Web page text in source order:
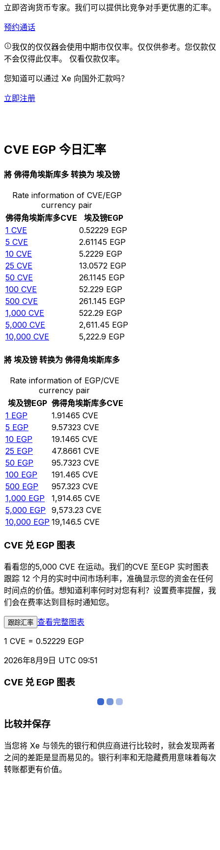
立即咨询货币专家。 我们可以提供比竞争对手更优惠的汇率。
预约通话
我仅的仅仅器会使用中期市仅仅率。仅仅供参考。您仅款仅
不会仅得此仅率。 仅看仅款仅率。
您知道可以通过 Xe 向国外汇款吗？
立即注册
CVE EGP 今日汇率
將 佛得角埃斯库多 转换为 埃及镑
Rate information of CVE/EGP
currency pair
佛得角埃斯库多CVE 埃及镑EGP
1 CVE 0.52229 EGP
5 CVE 2.61145 EGP
10 CVE 5.2229 EGP
25 CVE 13.0572 EGP
50 CVE 26.1145 EGP
100 CVE 52.229 EGP
500 CVE 261.145 EGP
1,000 CVE 522.29 EGP
5,000 CVE 2,611.45 EGP
10,000 CVE 5,222.9 EGP
將 埃及镑 转换为 佛得角埃斯库多
Rate information of EGP/CVE
currency pair
埃及镑EGP 佛得角埃斯库多CVE
1 EGP 1.91465 CVE
5 EGP 9.57323 CVE
10 EGP 19.1465 CVE
25 EGP 47.8661 CVE
50 EGP 95.7323 CVE
100 EGP 191.465 CVE
500 EGP 957.323 CVE
1,000 EGP 1,914.65 CVE
5,000 EGP 9,573.23 CVE
10,000 EGP 19,146.5 CVE
CVE 兑 EGP 图表
看看您的5,000 CVE 在运动。我们的CVE 至EGP 实时图表
跟踪 12 个月的实时中间市场利率，准确显示您的资金在任何
时间点的价值。想知道利率何时对您有利？设置费率提醒，我
们会在费率达到目标时通知您。
跟踪汇率 查看完整图表
1 CVE = 0.52229 EGP
2026年8月9日 UTC 09:51
CVE 兑 EGP 图表
比较并保存
当您将 Xe 与领先的银行和供应商进行比较时，就会发现两者
之间的差距是显而易见的。银行利率和无隐藏费用意味着每次
转账都更有价值。